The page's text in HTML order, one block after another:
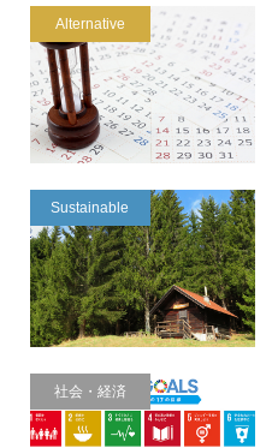
Alternative
Sustainable
社会・経済